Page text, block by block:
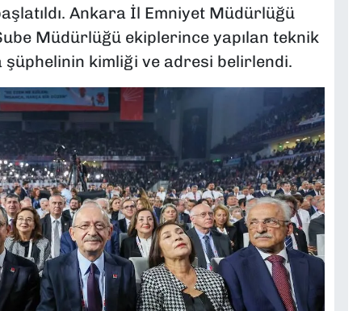
Ankara İl Emniyet Müdürlüğü
Müdürlüğü ekiplerince yapılan teknik
şüphelinin kimliği ve adresi belirlendi.